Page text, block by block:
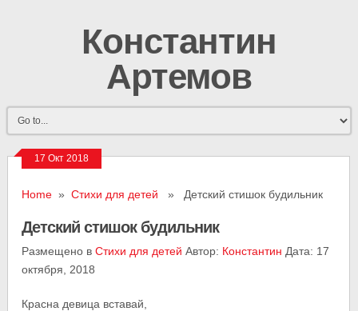
Константин
Артемов
17 Окт 2018
Home »Стихи для детей » Детский стишок будильник
Детский стишок будильник
Размещено вСтихи для детей Автор: Константин Дата: 17
октября, 2018
Красна девица вставай,